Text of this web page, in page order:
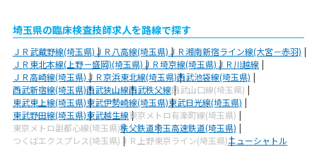
埼玉県の臨床検査技師求人を路線で探す
ＪＲ武蔵野線(埼玉県)ＪＲ八高線(埼玉県)ＪＲ湘南新宿ライン線(大宮－赤羽)
ＪＲ東北本線(上野－盛岡)(埼玉県)ＪＲ埼京線(埼玉県)ＪＲ川越線
ＪＲ高崎線(埼玉県)ＪＲ京浜東北線(埼玉県)西武池袋線(埼玉県)
西武新宿線(埼玉県)西武狭山線西武秩父線西武山口線(埼玉県)
東武東上線(埼玉県)東武伊勢崎線(埼玉県)東武日光線(埼玉県)
東武野田線(埼玉県)東武越生線東京メトロ有楽町線(埼玉県)
東京メトロ副都心線(埼玉県)秩父鉄道埼玉高速鉄道(埼玉県)
つくばエクスプレス(埼玉県) ＪＲ上野東京ライン(埼玉県)ニューシャトル